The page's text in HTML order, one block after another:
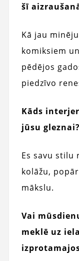
šī
Kā jau
komiksiem
pēdējos
piedzīvo
Kāds
jūsu gleznai?
Es savu stilu
kolāžu,
mākslu.
Vai
meklē uz